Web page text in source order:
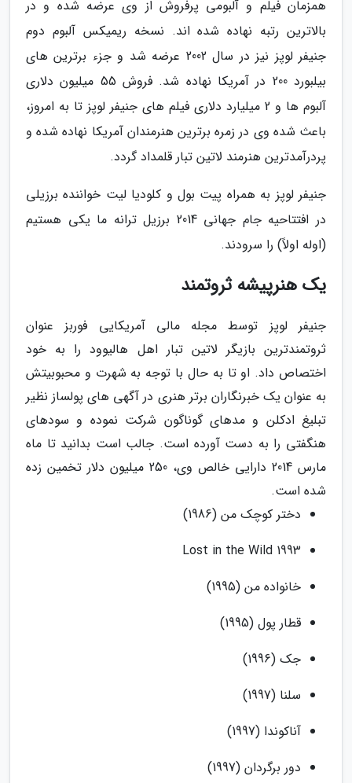
همزمان فیلم و آلبومی پرفروش از وی عرضه شده و در
بالاترین رتبه نهاده شده اند. نسخه ریمیکس آلبوم دوم
جنیفر لوپز نیز در سال 2002 عرضه شد و جزء برترین های
بیلبورد 200 در آمریکا نهاده شد. فروش 55 میلیون دلاری
آلبوم ها و 2 میلیارد دلاری فیلم های جنیفر لوپز تا به امروز،
باعث شده وی در زمره برترین هنرمندان آمریکا نهاده شده و
پردرآمدترین هنرمند لاتین تبار قلمداد گردد.
جنیفر لوپز به همراه پیت بول و کلودیا لیت خواننده برزیلی
در افتتاحیه جام جهانی 2014 برزیل ترانه ما یکی هستیم
(اوله اولاً) را سرودند.
یک هنرپیشه ثروتمند
جنیفر لوپز توسط مجله مالی آمریکایی فوربز عنوان
ثروتمندترین بازیگر لاتین تبار اهل هالیوود را به خود
اختصاص داد. او تا به حال با توجه به شهرت و محبوبیتش
به عنوان یک خبرنگاران برتر هنری در آگهی های پولساز نظیر
تبلیغ ادکلن و مدهای گوناگون شرکت نموده و سودهای
هنگفتی را به دست آورده است. جالب است بدانید تا ماه
مارس 2014 دارایی خالص وی، 250 میلیون دلار تخمین زده
شده است.
دختر کوچک من (1986)
1993 Lost in the Wild
خانواده من (1995)
قطار پول (1995)
جک (1996)
سلنا (1997)
آناکوندا (1997)
دور برگردان (1997)